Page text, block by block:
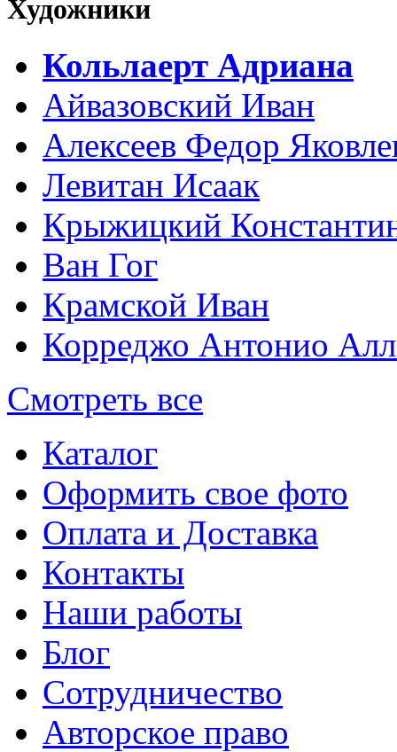
Художники
Кольлаерт Адриана
Айвазовский Иван
Алексеев Федор
Левитан Исаак
Крыжицкий
Ван Гог
Крамской Иван
Корреджо Антонио
Смотреть все
Каталог
Оформить свое фото
Оплата и Доставка
Контакты
Наши работы
Блог
Сотрудничество
Авторское право